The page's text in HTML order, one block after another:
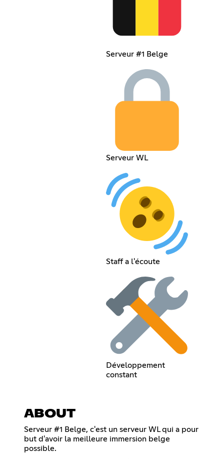
Serveur #1 Belge
Serveur WL
Staff a l'écoute
Développement
constant
ABOUT
Serveur #1 Belge, c'est un serveur WL qui a pour
but d'avoir la meilleure immersion belge
possible.